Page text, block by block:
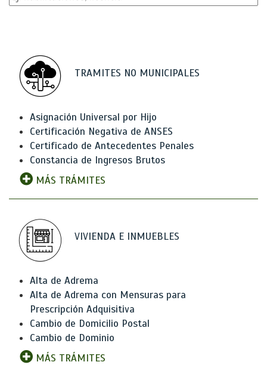
TRAMITES NO MUNICIPALES
Asignación Universal por Hijo
Certificación Negativa de ANSES
Certificado de Antecedentes Penales
Constancia de Ingresos Brutos
MÁS TRÁMITES
VIVIENDA E INMUEBLES
Alta de Adrema
Alta de Adrema con Mensuras para
Prescripción Adquisitiva
Cambio de Domicilio Postal
Cambio de Dominio
MÁS TRÁMITES